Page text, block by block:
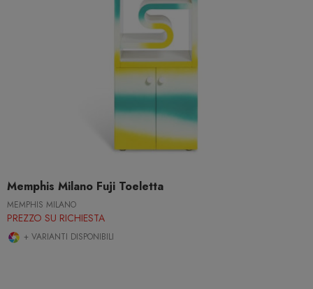
Memphis Milano Fuji Toeletta
MEMPHIS MILANO
PREZZO SU RICHIESTA
+ VARIANTI DISPONIBILI